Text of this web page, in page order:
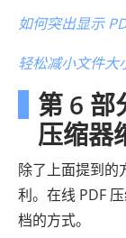
如何突出显示
轻松减小文件大
第 6 部
压缩器
除了上面提到的
利。在线 PDF
档的方式。